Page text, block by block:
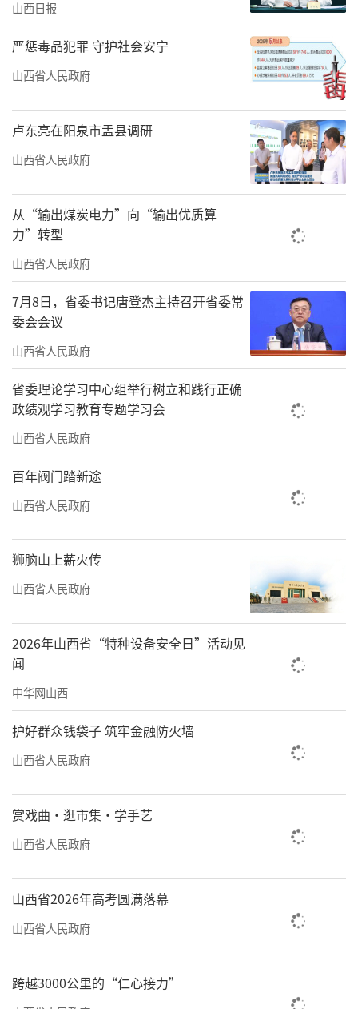
业集群发展。
侯安贵、周康分别介绍了企业在晋情况及
未来规划，表示将把山西作为战略布局重点，
加快现有项目建设和新项目谋划实施，更好实
现共赢发展。
责任编辑：李梓涵
山西日报
严惩毒品犯罪 守护社会安宁
山西省人民政府
卢东亮在阳泉市盂县调研
山西省人民政府
从“输出煤炭电力”向“输出优质算
力”转型
山西省人民政府
7月8日，省委书记唐登杰主持召开省委常
委会会议
山西省人民政府
省委理论学习中心组举行树立和践行正确
政绩观学习教育专题学习会
山西省人民政府
百年阀门踏新途
山西省人民政府
狮脑山上薪火传
山西省人民政府
2026年山西省“特种设备安全日”活动见
闻
中华网山西
护好群众钱袋子 筑牢金融防火墙
山西省人民政府
赏戏曲·逛市集·学手艺
山西省人民政府
山西省2026年高考圆满落幕
山西省人民政府
跨越3000公里的“仁心接力”